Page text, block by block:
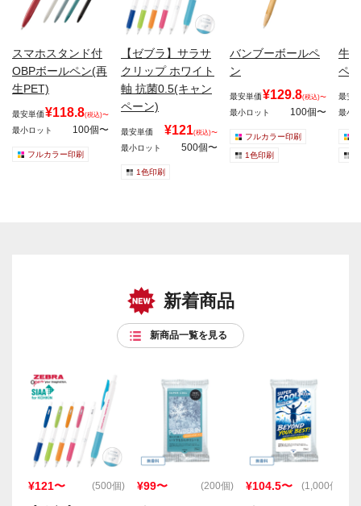
スマホスタンド付
OBPボールペン(再
生PET)
最安単価¥118.8(税込)〜
最小ロット 100個〜
フルカラー印刷
【ゼブラ】サラサ
クリップ ホワイト
軸 抗菌0.5(キャン
ペーン)
最安単価 ¥121(税込)〜
最小ロット 500個〜
1色印刷
バンブーボールペ
ン
最安単価¥129.8(税込)〜
最小ロット 100個〜
フルカラー印刷
1色印刷
牛
ペン
最安
最小
新着商品
新商品一覧を見る
¥121〜 (500個) ¥99〜 (200個) ¥104.5〜 (1,000個)